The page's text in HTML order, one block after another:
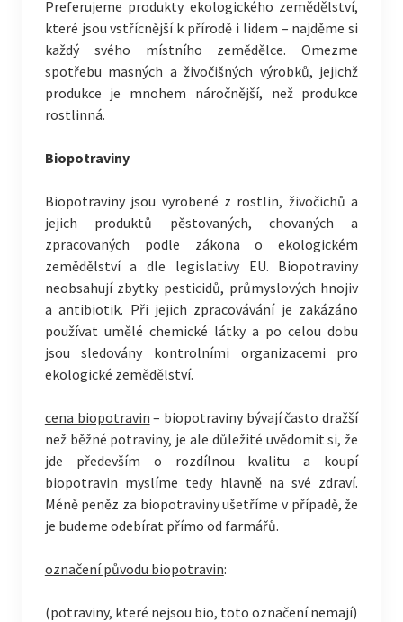
Preferujeme produkty ekologického zemědělství,
které jsou vstřícnější k přírodě i lidem – najděme si
každý svého místního zemědělce. Omezme
spotřebu masných a živočišných výrobků, jejichž
produkce je mnohem náročnější, než produkce
rostlinná.
Biopotraviny
Biopotraviny jsou vyrobené z rost­lin, živočichů a
jejich produktů pěstovaných, chovaných a
zpracovaných pod­le zákona o ekologickém
zemědělství a dle legislativy EU. Biopotraviny
neobsahují zbytky pesticidů, průmyslových hnojiv
a antibiotik. Při jejich zpracovávání je zakázáno
používat umělé chemické látky a po celou dobu
jsou sledovány kontrolními organizacemi pro
ekologické zemědělství.
cena biopotravin – biopotraviny bývají často dražší
než běžné potraviny, je ale důležité uvědomit si, že
jde především o rozdílnou kvalitu a koupí
biopotravin myslíme tedy hlavně na své zdraví.
Méně peněz za biopotraviny ušetříme v případě, že
je budeme odebírat přímo od farmářů.
označení původu biopotravin:
(potraviny, které nejsou bio, toto označení nemají)